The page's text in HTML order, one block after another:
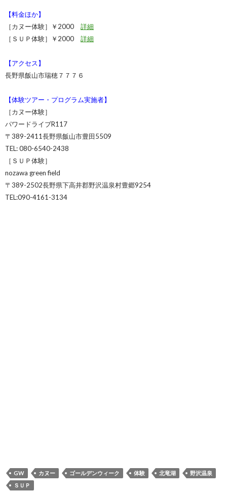
【料金ほか】
［カヌー体験］￥2000 詳細
［ＳＵＰ体験］￥2000 詳細
【アクセス】
長野県飯山市瑞穂７７７６
【体験ツアー・プログラム実施者】
［カヌー体験］
パワードライブR117
〒389-2411長野県飯山市豊田5509
TEL: 080-6540-2438
［ＳＵＰ体験］
nozawa green field
〒389-2502長野県下高井郡野沢温泉村豊郷9254
TEL:090-4161-3134
GW カヌー ゴールデンウィーク 体験 北竜湖
野沢温泉
ＳＵＰ